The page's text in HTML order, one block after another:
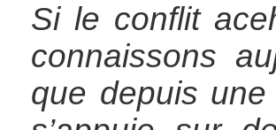
Si le conflit
connaissons
que depuis une